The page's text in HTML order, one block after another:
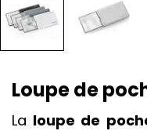
Loupe de
La loupe de